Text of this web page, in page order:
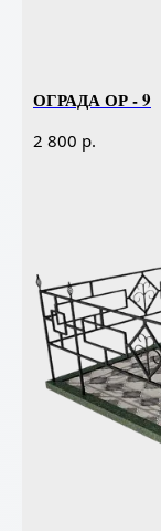
ОГРАДА ОР - 9
2 800 р.